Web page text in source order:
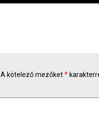
A kötelező mezőket*